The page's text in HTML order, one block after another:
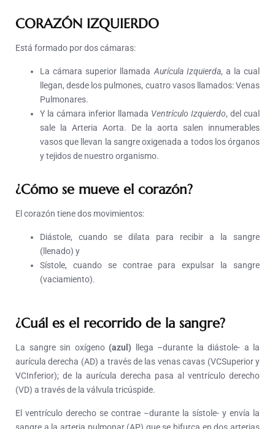
CORAZÓN IZQUIERDO
Está formado por dos cámaras:
La cámara superior llamadaAurícula Izquierda, a la cual
llegan, desde los pulmones, cuatro vasos llamados: Venas
Pulmonares.
Y la cámara inferior llamada Ventrículo Izquierdo, del cual
sale la Arteria Aorta. De la aorta salen innumerables
vasos que llevan la sangre oxigenada a todos los órganos
y tejidos de nuestro organismo.
¿Cómo se mueve el corazón?
El corazón tiene dos movimientos:
Diástole, cuando se dilata para recibir a la sangre
(llenado) y
Sístole, cuando se contrae para expulsar la sangre
(vaciamiento).
¿Cuál es el recorrido de la sangre?
La sangre sin oxígeno (azul) llega –durante la diástole- a la
aurícula derecha (AD) a través de las venas cavas (VCSuperior y
VCInferior); de la aurícula derecha pasa al ventrículo derecho
(VD) a través de la válvula tricúspide.
El ventrículo derecho se contrae –durante la sístole- y envía la